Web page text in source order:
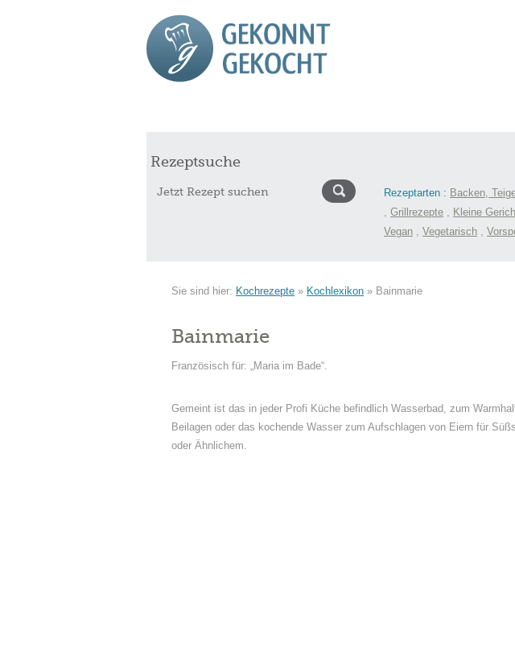
Rezeptsuche
Rezeptarten : Backen,
, Grillrezepte , Kleine
Vegan , Vegetarisch ,
Sie sind hier: Kochrezepte » Kochlexikon » Bainmarie
Bainmarie
Französisch für: „Maria im Bade“.
Gemeint ist das in jeder Profi Küche befindlich Wasserbad, zum
Beilagen oder das kochende Wasser zum Aufschlagen von Eiern für
oder Ähnlichem.